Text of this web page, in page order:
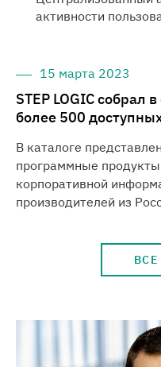
активности
15 марта 2023
STEP LOGIC собрал
более 500
В каталоге
программные
корпоративной
производителей из